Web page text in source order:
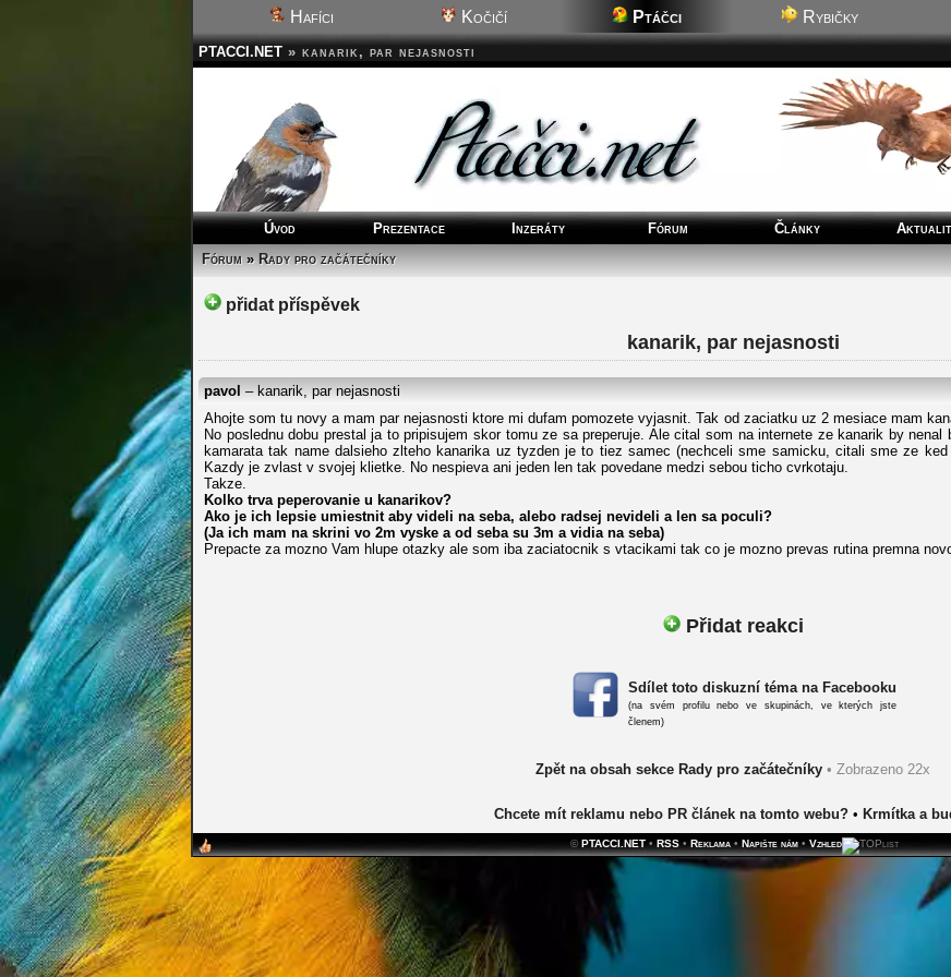
Hafíci Kočičí Ptáčci Rybičky
PTACCI.NET » kanarik, par nejasnosti
Úvod Prezentace Inzeráty Fórum Články
Fórum»Rady pro začátečníky
přidat příspěvek
kanarik, par nejasnosti
pavol – kanarik, par nejasnosti
Ahojte som tu novy a mam par nejasnosti ktore mi dufam pomozete vyjasnit. Tak od zaciatku uz 2 mesiace mam
No poslednu dobu prestal ja to pripisujem skor tomu ze sa preperuje. Ale cital som na internete ze kanarik by
kamarata tak name dalsieho zlteho kanarika uz tyzden je to tiez samec (nechceli sme samicku, citali sme ze
Kazdy je zvlast v svojej klietke. No nespieva ani jeden len tak povedane medzi sebou ticho cvrkotaju.
Takze.
Kolko trva peperovanie u kanarikov?
Ako je ich lepsie umiestnit aby videli na seba, alebo radsej nevideli a len sa poculi?
(Ja ich mam na skrini vo 2m vyske a od seba su 3m a vidia na seba)
Prepacte za mozno Vam hlupe otazky ale som iba zaciatocnik s vtacikami tak co je mozno prevas rutina premna
Přidat reakci
Sdílet toto diskuzní téma na Facebooku
(na svém profilu nebo ve skupinách, ve kterých jste
členem)
Zpět na obsah sekce Rady pro začátečníky • Zobrazeno 22x
Chcete mít reklamu nebo PR článek na tomto webu?• Krmítka a
©PTACCI.NET • RSS • Reklama • Napište nám • Vzhled